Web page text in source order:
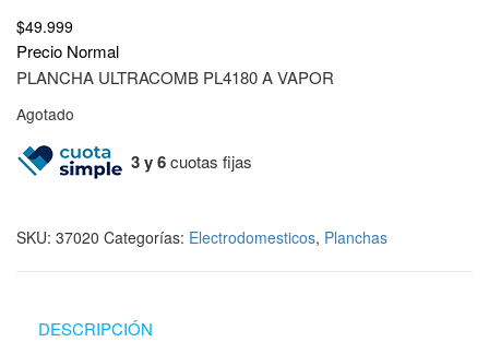
$49.999
Precio Normal
PLANCHA ULTRACOMB PL4180 A VAPOR
Agotado
3 y 6cuotas fijas
SKU: 37020 Categorías: Electrodomesticos, Planchas
DESCRIPCIÓN